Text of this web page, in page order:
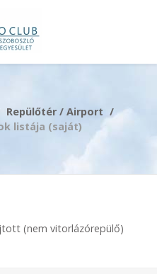
Repülőtér / Airport
listája (saját)
(nem vitorlázórepülő)